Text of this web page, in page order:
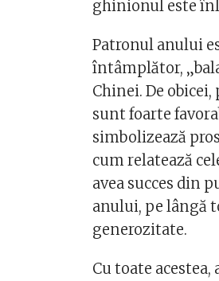
ghinionul este
Patronul anului
întâmplător,
Chinei. De
sunt foarte
simbolizează
cum relatează
avea succes din
anului, pe lângă
generozitate.
Cu toate